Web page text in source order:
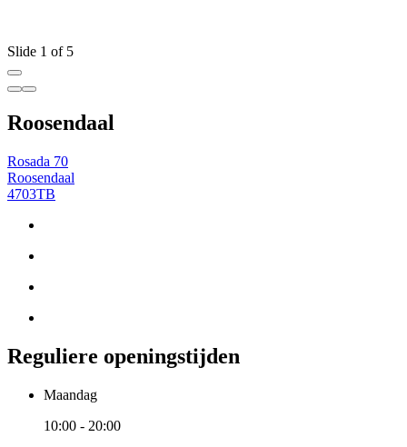
Slide 1 of 5
Roosendaal
Rosada 70
Roosendaal
4703TB
Reguliere openingstijden
Maandag
10:00 - 20:00